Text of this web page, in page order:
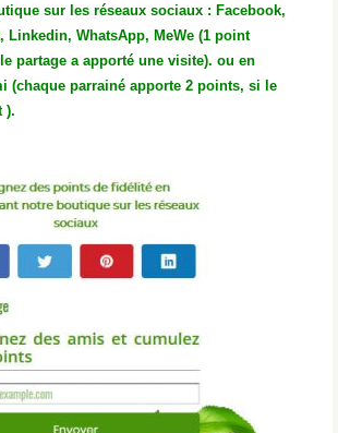
sur les réseaux sociaux : Facebook,
Linkedin, WhatsApp, MeWe (1 point
partage a apporté une visite). ou en
(chaque parrainé apporte 2 points, si le
).